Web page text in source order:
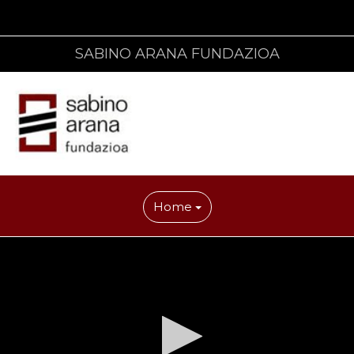
SABINO ARANA FUNDAZIOA
Home